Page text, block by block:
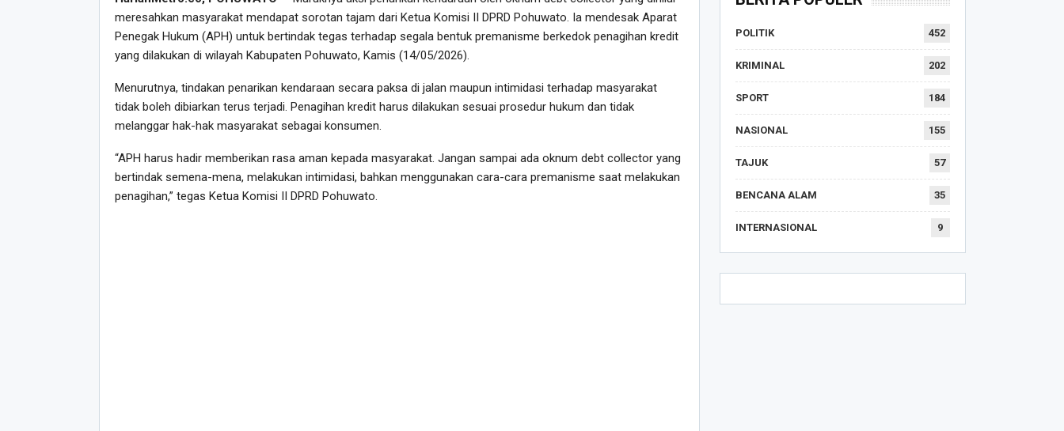
meresahkan masyarakat mendapat sorotan tajam dari Ketua Komisi II DPRD Pohuwato. Ia mendesak Aparat
Penegak Hukum (APH) untuk bertindak tegas terhadap segala bentuk premanisme berkedok penagihan kredit
yang dilakukan di wilayah Kabupaten Pohuwato, Kamis (14/05/2026).
Menurutnya, tindakan penarikan kendaraan secara paksa di jalan maupun intimidasi terhadap masyarakat
tidak boleh dibiarkan terus terjadi. Penagihan kredit harus dilakukan sesuai prosedur hukum dan tidak
melanggar hak-hak masyarakat sebagai konsumen.
“APH harus hadir memberikan rasa aman kepada masyarakat. Jangan sampai ada oknum debt collector yang
bertindak semena-mena, melakukan intimidasi, bahkan menggunakan cara-cara premanisme saat melakukan
penagihan,” tegas Ketua Komisi II DPRD Pohuwato.
POLITIK 452
KRIMINAL 202
SPORT 184
NASIONAL 155
TAJUK 57
BENCANA ALAM 35
INTERNASIONAL 9